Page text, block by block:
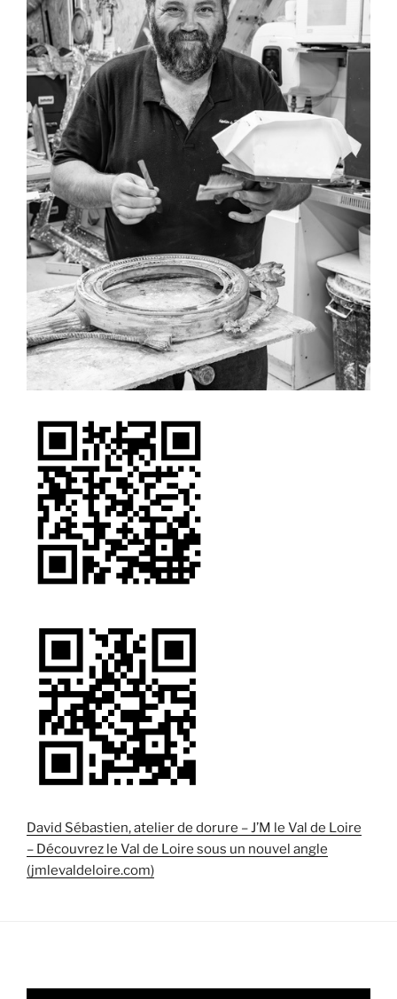
David Sébastien, atelier de dorure – J’M le Val de Loire
– Découvrez le Val de Loire sous un nouvel angle
(jmlevaldeloire.com)